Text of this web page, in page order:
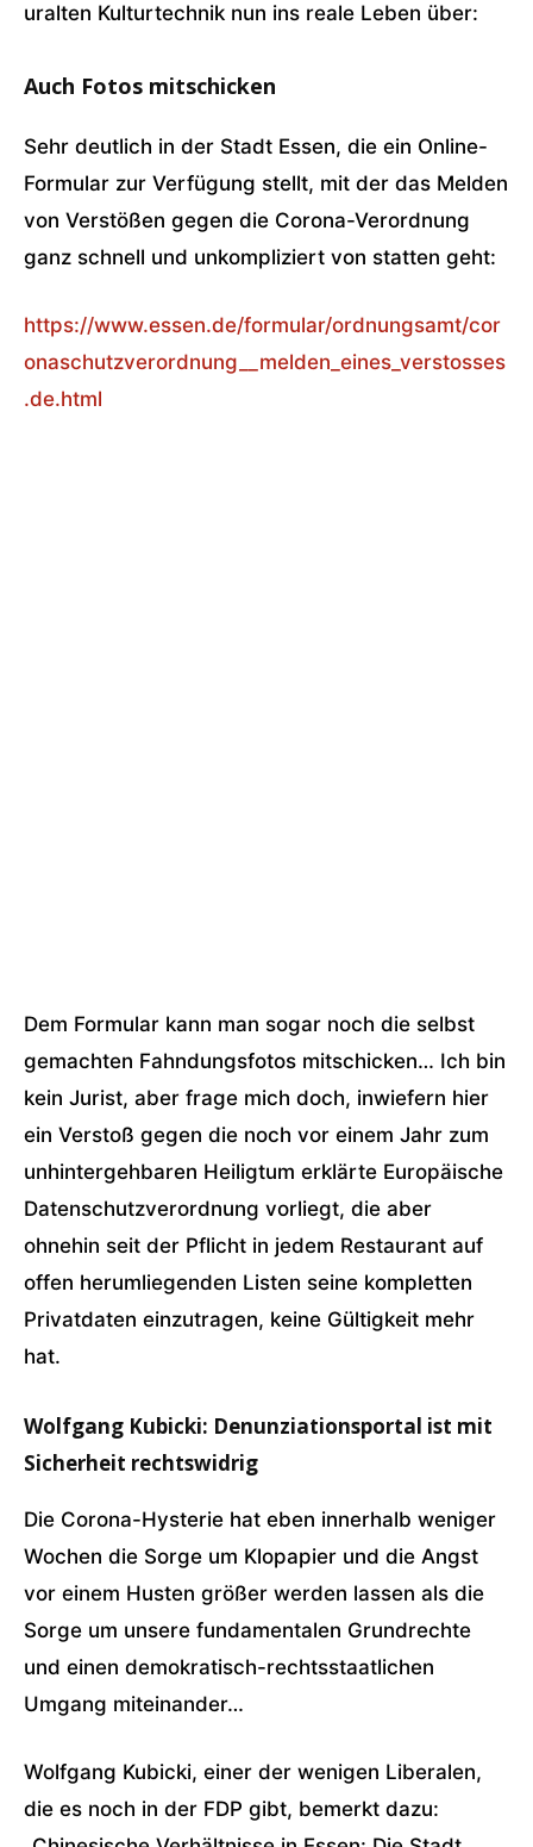
uralten Kulturtechnik nun ins reale Leben über:
Auch Fotos mitschicken
Sehr deutlich in der Stadt Essen, die ein Online-
Formular zur Verfügung stellt, mit der das Melden
von Verstößen gegen die Corona-Verordnung
ganz schnell und unkompliziert von statten geht:
https://www.essen.de/formular/ordnungsamt/cor
onaschutzverordnung__melden_eines_verstosses
.de.html
Dem Formular kann man sogar noch die selbst
gemachten Fahndungsfotos mitschicken… Ich bin
kein Jurist, aber frage mich doch, inwiefern hier
ein Verstoß gegen die noch vor einem Jahr zum
unhintergehbaren Heiligtum erklärte Europäische
Datenschutzverordnung vorliegt, die aber
ohnehin seit der Pflicht in jedem Restaurant auf
offen herumliegenden Listen seine kompletten
Privatdaten einzutragen, keine Gültigkeit mehr
hat.
Wolfgang Kubicki: Denunziationsportal ist mit
Sicherheit rechtswidrig
Die Corona-Hysterie hat eben innerhalb weniger
Wochen die Sorge um Klopapier und die Angst
vor einem Husten größer werden lassen als die
Sorge um unsere fundamentalen Grundrechte
und einen demokratisch-rechtsstaatlichen
Umgang miteinander…
Wolfgang Kubicki, einer der wenigen Liberalen,
die es noch in der FDP gibt, bemerkt dazu: